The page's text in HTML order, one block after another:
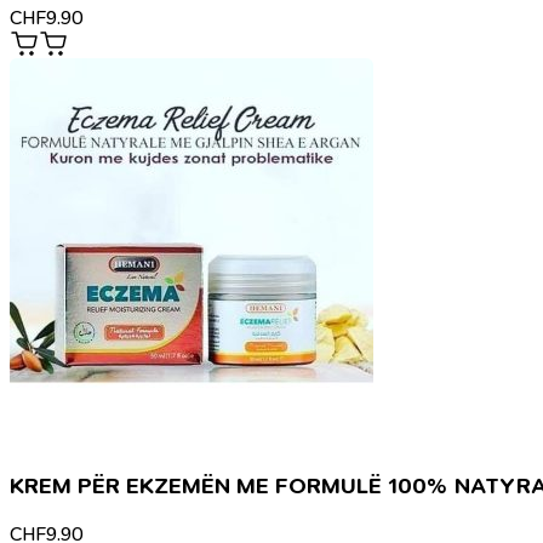
CHF9.90
KREM PËR EKZEMËN ME FORMULË 100%
CHF9.90